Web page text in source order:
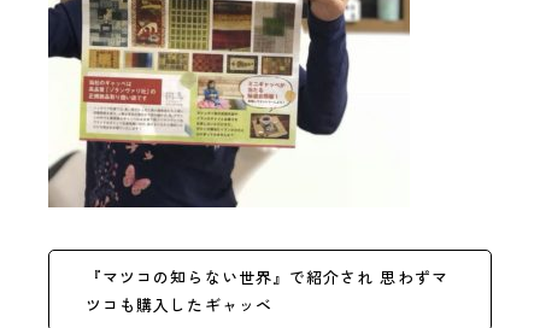
『マツコの知らない世界』で紹介され 思わずマ
ツコも購入したギャッベ